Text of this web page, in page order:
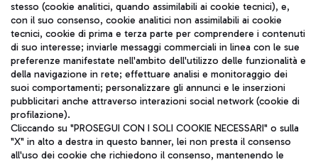
Fast Food
Treno
Raggiungi velocemente l'aeroporto di Fiumicino da Roma
tramite i servizi ferroviari Trenitalia.
TRAVEL JOURNAL
ITA
stesso (cookie analitici, quando assimilabili ai cookie tecnici), e,
con il suo consenso, cookie analitici non assimilabili ai cookie
tecnici, cookie di prima e terza parte per comprendere i contenuti
di suo interesse; inviarle messaggi commerciali in linea con le sue
preferenze manifestate nell'ambito dell'utilizzo delle funzionalità e
della navigazione in rete; effettuare analisi e monitoraggio dei
suoi comportamenti; personalizzare gli annunci e le inserzioni
pubblicitari anche attraverso interazioni social network (cookie di
profilazione).
Cliccando su "PROSEGUI CON I SOLI COOKIE NECESSARI" o sulla
"X" in alto a destra in questo banner, lei non presta il consenso
all'uso dei cookie che richiedono il consenso, mantenendo le